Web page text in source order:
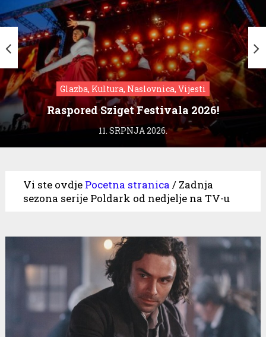
Glazba, Kultura, Naslovnica, Vijesti
Raspored Sziget Festivala 2026!
11. SRPNJA 2026.
Vi ste ovdje Pocetna stranica / Zadnja
sezona serije Poldark od nedjelje na TV-u